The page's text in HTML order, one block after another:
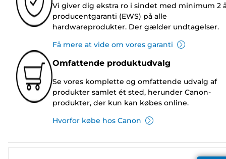
Vi giver dig ekstra ro i sindet med minimum 2
producentgaranti (EWS) på alle
hardwareprodukter. Der gælder undtagelser.
Få mere at vide om vores garanti
Omfattende produktudvalg
Se vores komplette og omfattende udvalg af
produkter samlet ét sted, herunder Canon-
produkter, der kun kan købes online.
Hvorfor købe hos Canon